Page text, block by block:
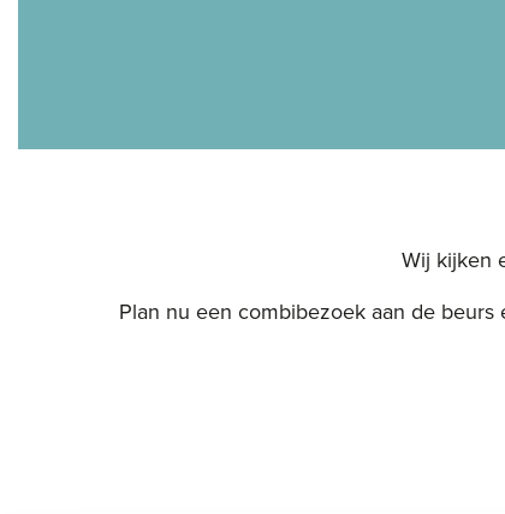
Wij kijken
Plan nu een combibezoek aan de